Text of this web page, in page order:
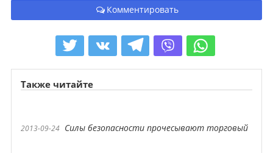
Комментировать
Также читайте
2013-09-24 Силы безопасности прочесывают торговый